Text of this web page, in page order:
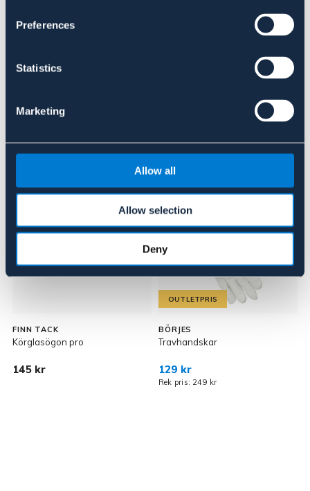
Preferences
Statistics
Marketing
Allow all
Allow selection
Deny
Liknande produkter
FINN TACK
Körglasögon pro
145 kr
OUTLETPRIS
BÖRJES
Travhandskar
129 kr
Rek pris: 249 kr